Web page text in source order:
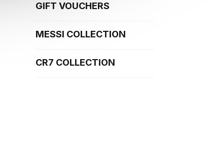
GIFT VOUCHERS
MESSI COLLECTION
CR7 COLLECTION